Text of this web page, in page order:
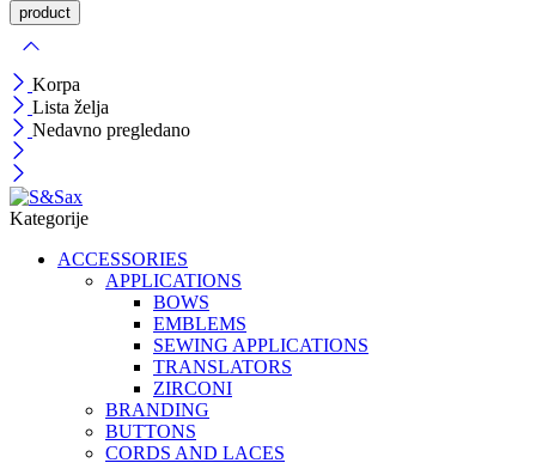
Korpa
Lista želja
Nedavno pregledano
Kategorije
ACCESSORIES
APPLICATIONS
BOWS
EMBLEMS
SEWING APPLICATIONS
TRANSLATORS
ZIRCONI
BRANDING
BUTTONS
CORDS AND LACES